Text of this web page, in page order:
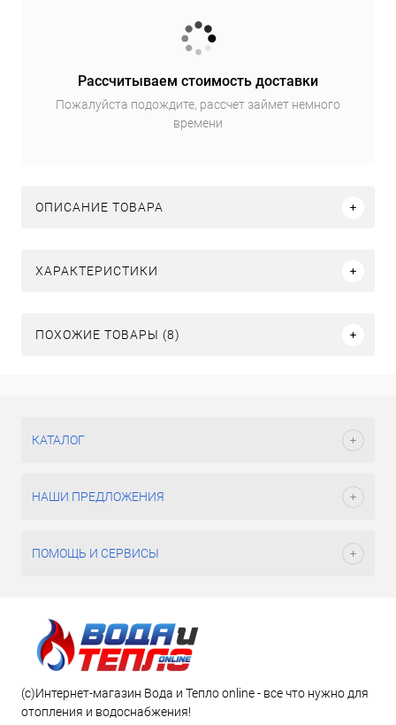
Рассчитываем стоимость доставки
Пожалуйста подождите, рассчет займет немного
времени
ОПИСАНИЕ ТОВАРА
ХАРАКТЕРИСТИКИ
ПОХОЖИЕ ТОВАРЫ (8)
КАТАЛОГ
НАШИ ПРЕДЛОЖЕНИЯ
ПОМОЩЬ И СЕРВИСЫ
(c)Интернет-магазин Вода и Тепло online - все что нужно для
отопления и водоснабжения!